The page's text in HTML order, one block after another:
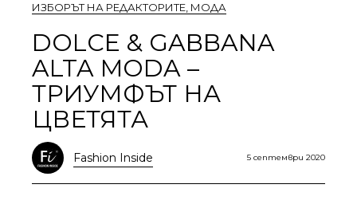
ИЗБОРЪТ НА РЕДАКТОРИТЕ МОДА
DOLCE & GABBANA
ALTA MODA –
ТРИУМФЪТ НА
ЦВЕТЯТА
Fashion Inside 5 септември 2020